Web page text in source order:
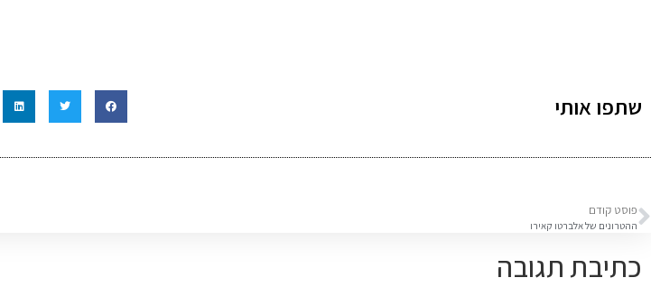
שתפו אותי
פוסט קודם
ההטרונים של אלברטו קאירו
כתיבת תגובה